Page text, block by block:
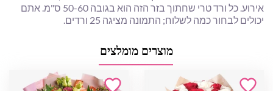
אירוע. כל ורד טרי שחתוך בזר הזה הוא בגובה 50-60 ס"מ. אתם
יכולים לבחור כמה לשלוח; התמונה מציגה 25 ורדים.
מוצרים מומלצים